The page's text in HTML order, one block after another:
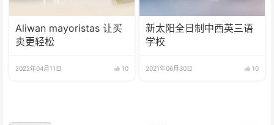
Aliwan mayoristas 让买
卖更轻松
2022年04月11日 10
新太阳全日制中西英三语
学校
2021年06月30日 10